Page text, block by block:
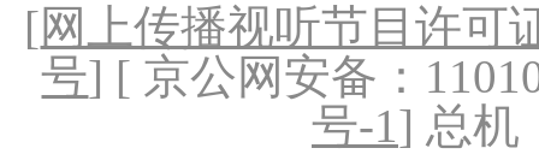
[网上传播视听节目许可
号] [ 京公网安备：
号-1] 总机